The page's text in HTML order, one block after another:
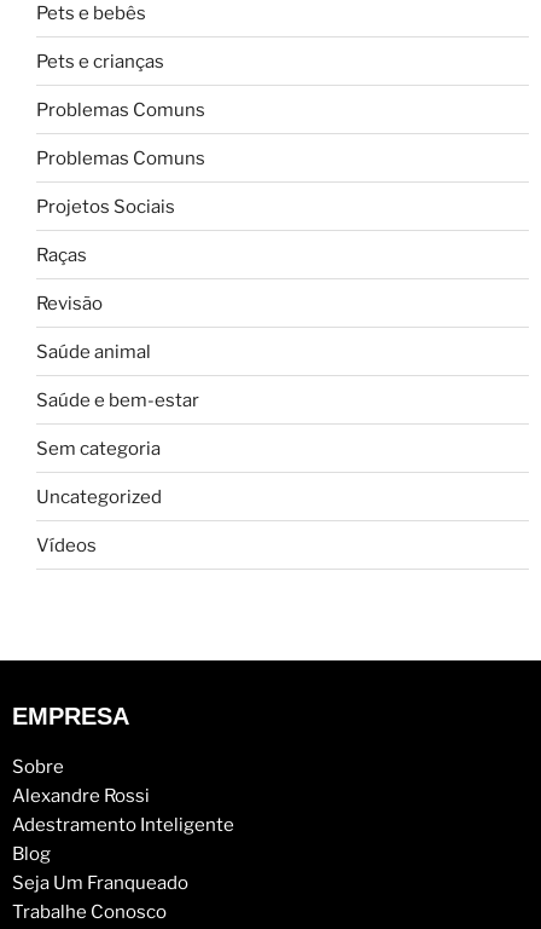
Pets e bebês
Pets e crianças
Problemas Comuns
Problemas Comuns
Projetos Sociais
Raças
Revisão
Saúde animal
Saúde e bem-estar
Sem categoria
Uncategorized
Vídeos
EMPRESA
Sobre
Alexandre Rossi
Adestramento Inteligente
Blog
Seja Um Franqueado
Trabalhe Conosco